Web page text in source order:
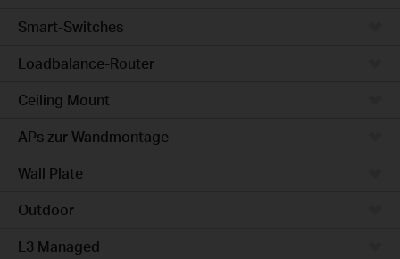
Smart-Switches
Loadbalance-Router
Ceiling Mount
APs zur Wandmontage
Wall Plate
Outdoor
L3 Managed